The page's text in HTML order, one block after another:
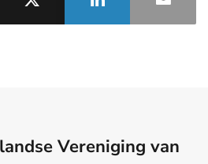
Vereniging van